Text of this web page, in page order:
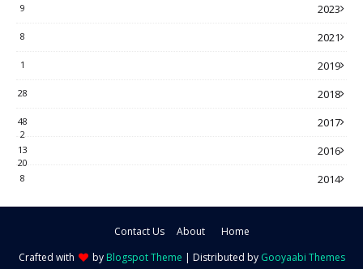
2023
9
2021
8
2019
1
2018
28
2017
48
2
2016
13
20
2014
8
Home
About
Contact Us
Crafted with
by Blogspot Theme | Distributed by Gooyaabi Themes